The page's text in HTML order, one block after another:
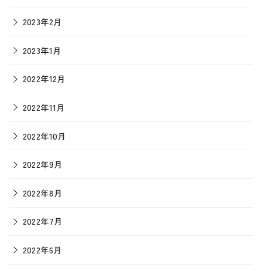
2023年2月
2023年1月
2022年12月
2022年11月
2022年10月
2022年9月
2022年8月
2022年7月
2022年6月